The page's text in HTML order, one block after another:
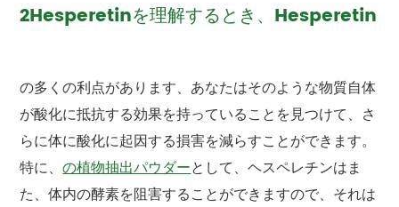
2Hesperetinを理解するとき、Hesperetin
の多くの利点があります、あなたはそのような物質自体
が酸化に抵抗する効果を持っていることを見つけて、さ
らに体に酸化に起因する損害を減らすことができます。
特に、の植物抽出パウダーとして、ヘスペレチンはま
た、体内の酵素を阻害することができますので、それは